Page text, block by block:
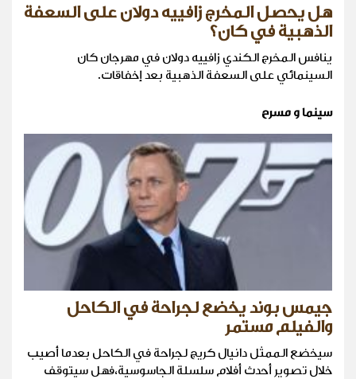
هل يحصل المخرج زافييه دولان على السعفة
الذهبية في كان؟
ينافس المخرج الكندي زافييه دولان في مهرجان كان
السينمائي على السعفة الذهبية بعد إخفاقات.
سينما و مسرح
جيمس بوند يخضع لجراحة في الكاحل
والفيلم مستمر
سيخضع الممثل دانيال كريج لجراحة في الكاحل بعدما أصيب
خلال تصوير أحدث أفلام سلسلة الجاسوسية،فهل سيتوقف